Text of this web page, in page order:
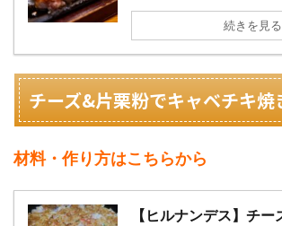
続きを見る
チーズ&片栗粉でキャベチキ焼
材料・作り方はこちらから
【ヒルナンデス】チ